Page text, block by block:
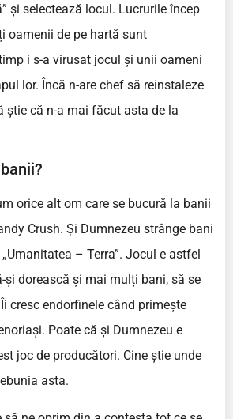
și selectează locul. Lucrurile încep
oamenii de pe hartă sunt
i s-a virusat jocul și unii oameni
lor. Încă n-are chef să reinstaleze
știe că n-a mai făcut asta de la
orice alt om care se bucură la banii
Crush. Și Dumnezeu strânge bani
– Terra”. Jocul e astfel
și dorească și mai mulți bani, să se
cresc endorfinele când primește
Poate că și Dumnezeu e
joc de producători. Cine știe unde
asta.